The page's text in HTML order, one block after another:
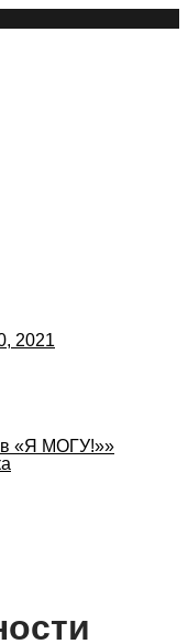
2021
«Я МОГУ!»»